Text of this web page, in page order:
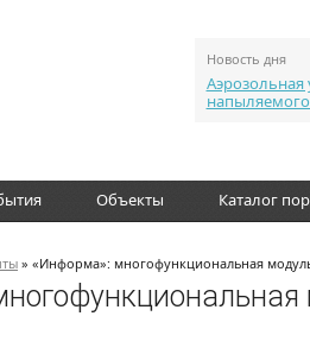
Новость дня
Объекты Каталог
» «Информа»: многофункциональная